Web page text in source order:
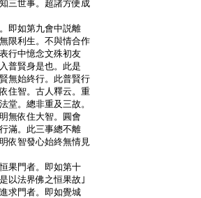
三世事。超諸方便成
即如第九會中説離
限利生。不與情合作
行中憶念文殊初友
普賢身是也。此是
無始終行。此普賢行
住智。古人釋云。重
堂。總非重及三故。
無依住大智。圓會
滿。此三事總不離
依智發心始終無情見
果門者。即如第十
以法界佛之恒果故｣
求門者。即如覺城